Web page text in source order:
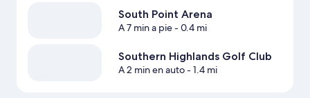
South Point Arena
A 7 min a pie- 0.4 mi
Southern Highlands Golf Club
A 2 min en auto- 1.4 mi